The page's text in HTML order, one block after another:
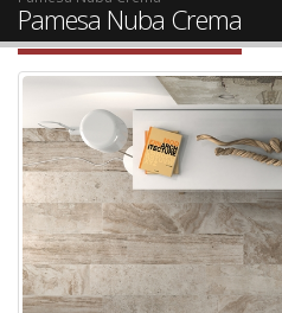
Pamesa Nuba Crema